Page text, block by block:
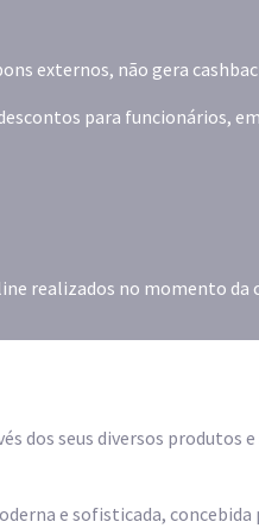
externos, não gera
para funcionários,
realizados no momento da
dos seus diversos produtos
e sofisticada, concebida